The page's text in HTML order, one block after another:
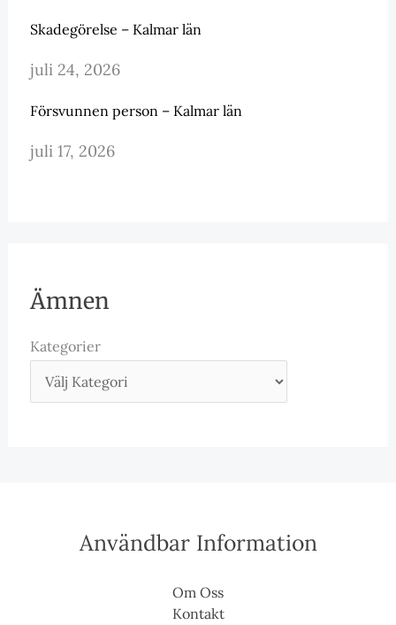
Skadegörelse – Kalmar län
juli 24, 2026
Försvunnen person – Kalmar län
juli 17, 2026
Ämnen
Kategorier
Användbar Information
Om Oss
Kontakt